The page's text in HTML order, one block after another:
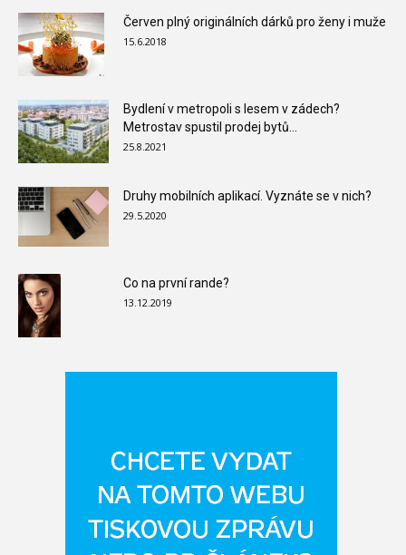
Červen plný originálních dárků pro ženy i muže
15.6.2018
Bydlení v metropoli s lesem v zádech?
Metrostav spustil prodej bytů...
25.8.2021
Druhy mobilních aplikací. Vyznáte se v nich?
29.5.2020
Co na první rande?
13.12.2019